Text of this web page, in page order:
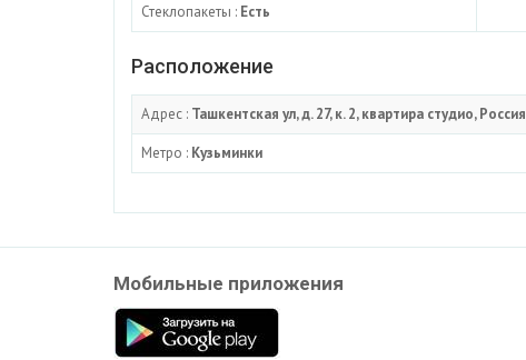
Стеклопакеты : Есть
Расположение
Адрес : Ташкентская ул, д. 27, к. 2, квартира студио, Россия
Метро : Кузьминки
Мобильные приложения